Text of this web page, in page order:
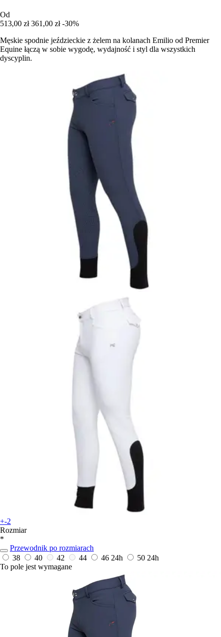
Od
513,00 zł 361,00 zł -30%
Męskie spodnie jeździeckie z żelem na kolanach Emilio od Premier
Equine łączą w sobie wygodę, wydajność i styl dla wszystkich
dyscyplin.
+-2
Rozmiar
*
Przewodnik po rozmiarach
38
40 42 44 46 24h 50 24h
To pole jest wymagane